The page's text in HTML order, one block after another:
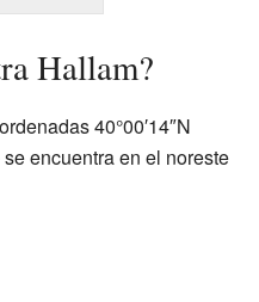
Hallam?
40°00′14″N
se encuentra en el noreste